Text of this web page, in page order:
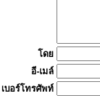
โดย
อี-เมล์
เบอร์โทรศัพท์